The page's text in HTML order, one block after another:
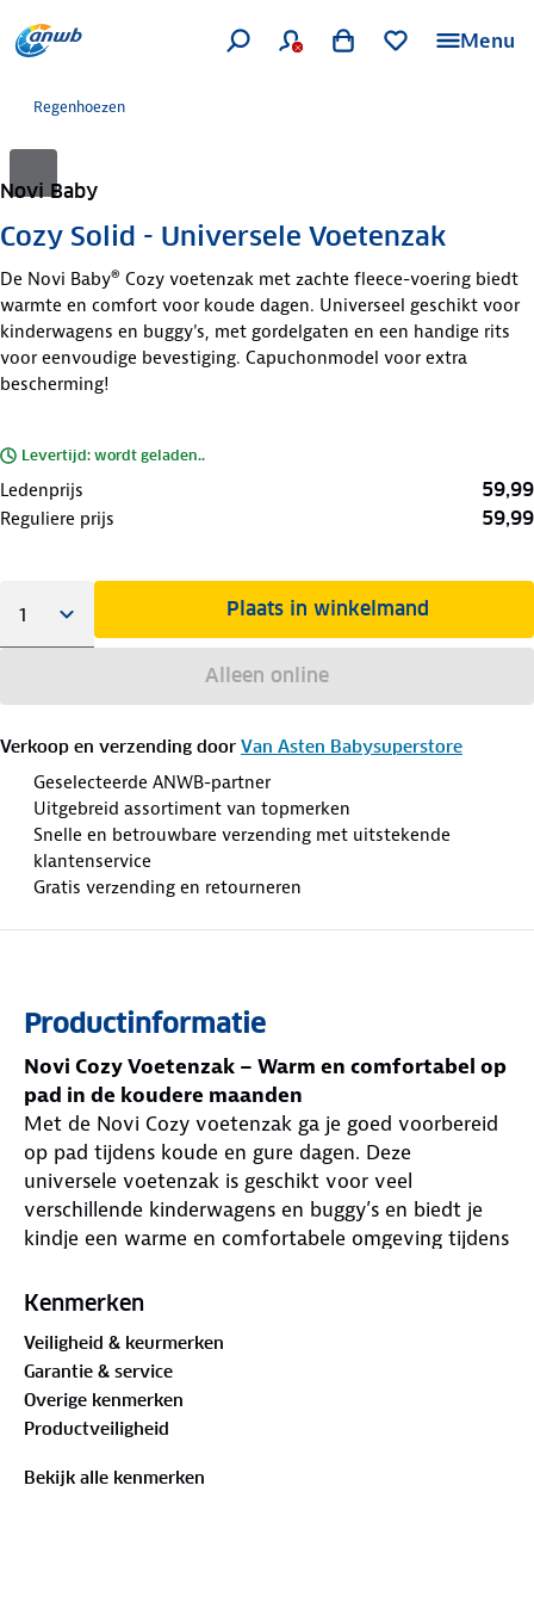
Menu
Regenhoezen
Novi Baby
Cozy Solid - Universele Voetenzak
De Novi Baby® Cozy voetenzak met zachte fleece-voering biedt
warmte en comfort voor koude dagen. Universeel geschikt voor
kinderwagens en buggy's, met gordelgaten en een handige rits
voor eenvoudige bevestiging. Capuchonmodel voor extra
bescherming!
Levertijd: wordt geladen..
Ledenprijs 59,99
Reguliere prijs 59,99
Plaats in winkelmand
Alleen online
Verkoop en verzending door Van Asten Babysuperstore
Geselecteerde ANWB-partner
Uitgebreid assortiment van topmerken
Snelle en betrouwbare verzending met uitstekende
klantenservice
Gratis verzending en retourneren
Productinformatie
Novi Cozy Voetenzak – Warm en comfortabel op
pad in de koudere maanden
Met de Novi Cozy voetenzak ga je goed voorbereid
op pad tijdens koude en gure dagen. Deze
universele voetenzak is geschikt voor veel
verschillende kinderwagens en buggy’s en biedt je
kindje een warme en comfortabele omgeving tijdens
De zachte fleece-voering zorgt voor een aangenaam
tot bij de nek en het hoofd van je kindje. Hierdoor
wordt het hele lichaam goed beschermd tegen kou
en wind, ideaal voor de herfst- en wintermaanden.
Dankzij de praktische gordelopeningen in het
ruggedeelte blijft de voetenzak stevig op zijn plek.
Kenmerken
Veiligheid & keurmerken
Garantie & service
Overige kenmerken
Productveiligheid
Bekijk alle kenmerken